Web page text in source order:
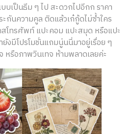
บเป็นธีม ๆ ไป สะดวกไปอีกก ราคา
กันความคูล ติดแล้วเก๋กู้ดไม่ซ้ำใคร
โทรศัพท์ แปะคอม แปะสมุด หรือแปะ
งมีโปรโมชั่นแถมนู่นนี่มาอยู่เรื่อย ๆ
หรือภาพวินเทจ ห้ามพลาดเลยค่ะ